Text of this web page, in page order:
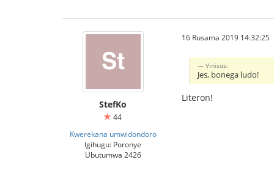
StefKo
44
Kwerekana umwidondoro
Igihugu: Poronye
Ubutumwa 2426
16 Rusama 2019 14:32:25
Vinisus:
Jes, bonega ludo!
Literon!